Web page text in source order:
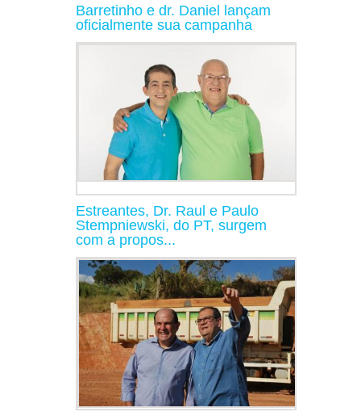
Barretinho e dr. Daniel lançam
oficialmente sua campanha
Estreantes, Dr. Raul e Paulo
Stempniewski, do PT, surgem
com a propos...